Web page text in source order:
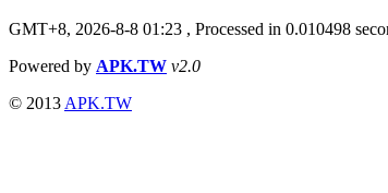
GMT+8, 2026-8-8 01:23 , Processed in 0.010498
Powered by APK.TW v2.0
© 2013 APK.TW